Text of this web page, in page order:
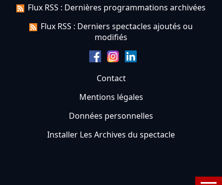
Flux RSS : Dernières programmations archivées
Flux RSS : Derniers spectacles ajoutés ou
modifiés
Contact
Mentions légales
Données personnelles
Installer Les Archives du spectacle